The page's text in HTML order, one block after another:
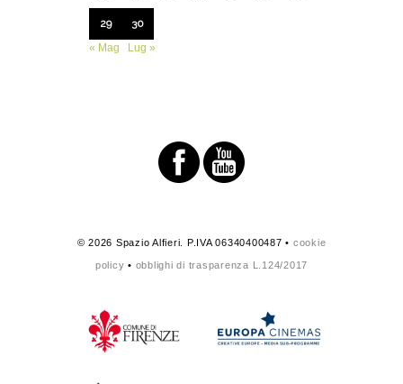
29
30
« Mag
Lug »
© 2026 Spazio Alfieri. P.IVA 06340400487 • cookie
policy • obblighi di trasparenza L.124/2017